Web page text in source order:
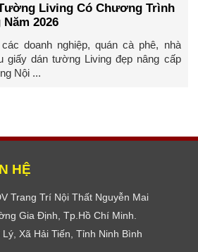
Living Có Chương Trình
2026
doanh nghiệp, quán cà phê, nhà
giấy dán tường Living đẹp nâng cấp
Nội ...
HỆ
Trang Trí Nội Thất Nguyễn Mai
Gia Định, Tp.Hồ Chí Minh.
Xã Hải Tiến, Tỉnh Ninh Bình